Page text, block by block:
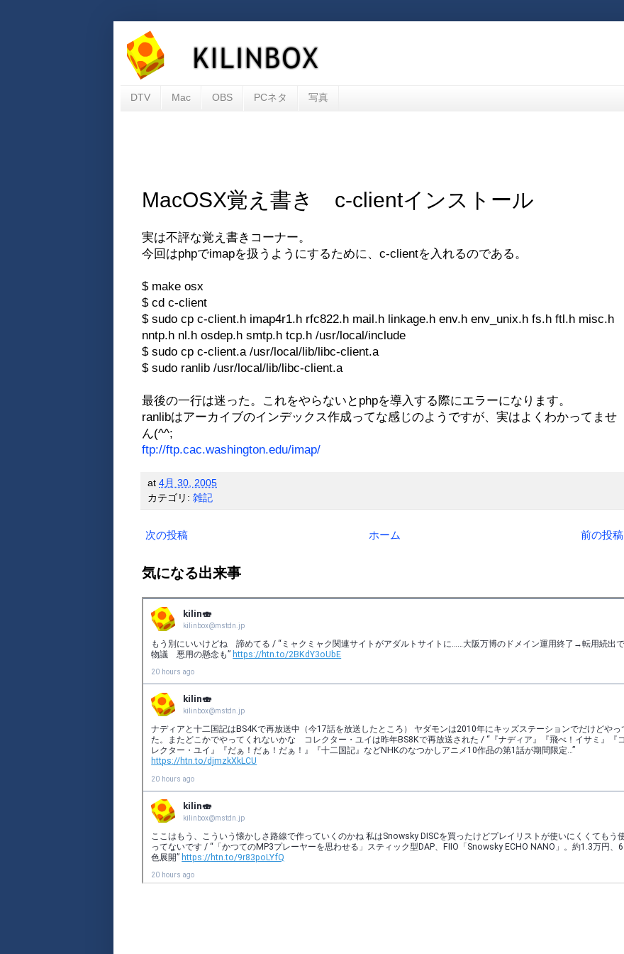
DTV Mac OBS PCネタ 写真
MacOSX覚え書き c-clientインストール
実は不評な覚え書きコーナー。
今回はphpでimapを扱うようにするために、c-clientを入れるのである。
$ make osx
$ cd c-client
$ sudo cp c-client.h imap4r1.h rfc822.h mail.h linkage.h env.h env_unix.h fs.h ftl.h misc.h
nntp.h nl.h osdep.h smtp.h tcp.h /usr/local/include
$ sudo cp c-client.a /usr/local/lib/libc-client.a
$ sudo ranlib /usr/local/lib/libc-client.a
最後の一行は迷った。これをやらないとphpを導入する際にエラーになります。
ranlibはアーカイブのインデックス作成ってな感じのようですが、実はよくわかってませ
ん(^^;
ftp://ftp.cac.washington.edu/imap/
at 4月 30, 2005
カテゴリ: 雑記
次の投稿 前の投稿
ホーム
気になる出来事